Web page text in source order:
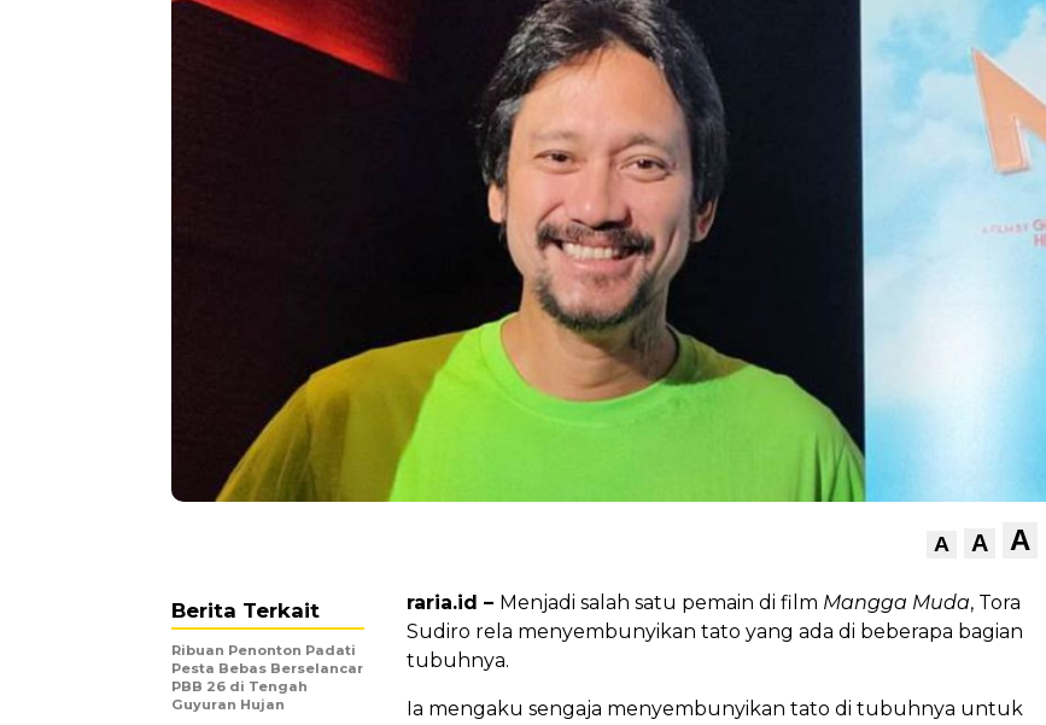
A A A
raria.id – Menjadi salah satu pemain di film Mangga Muda, Tora
Sudiro rela menyembunyikan tato yang ada di beberapa bagian
tubuhnya.
Ia mengaku sengaja menyembunyikan tato di tubuhnya untuk
Berita Terkait
Ribuan Penonton Padati
Pesta Bebas Berselancar
PBB 26 di Tengah
Guyuran Hujan